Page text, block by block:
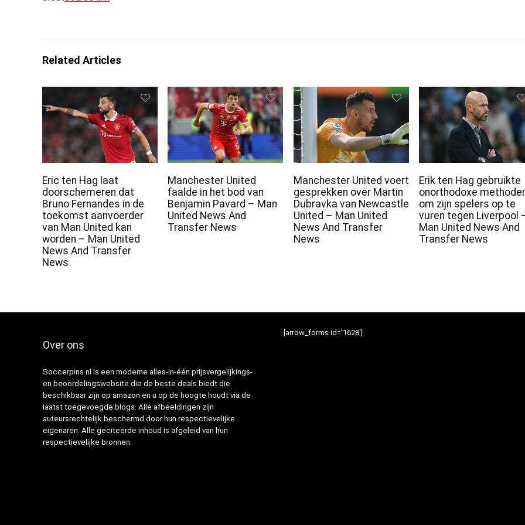
Related Articles
Eric ten Hag laat
doorschemeren dat
Bruno Fernandes in de
toekomst aanvoerder
van Man United kan
worden – Man United
News And Transfer
News
Manchester United
faalde in het bod van
Benjamin Pavard – Man
United News And
Transfer News
Manchester United voert
gesprekken over Martin
Dubravka van Newcastle
United – Man United
News And Transfer
News
Erik ten Hag gebruikte
onorthodoxe
om zijn spelers op te
vuren tegen Liverpool
Man United News And
Transfer News
Over ons
Soccerpins.nl is een moderne alles-in-één prijsvergelijkings-
en beoordelingswebsite die de beste deals biedt die
beschikbaar zijn op amazon en u op de hoogte houdt via de
laatst toegevoegde blogs. Alle afbeeldingen zijn
auteursrechtelijk beschermd door hun respectievelijke
eigenaren. Alle geciteerde inhoud is afgeleid van hun
respectievelijke bronnen.
[arrow_forms id=’1628′]